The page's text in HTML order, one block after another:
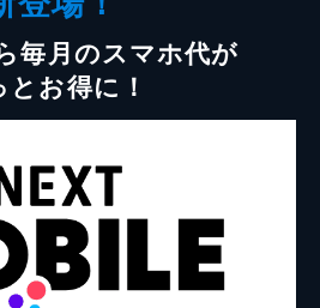
毎月のスマホ代が
とお得に！